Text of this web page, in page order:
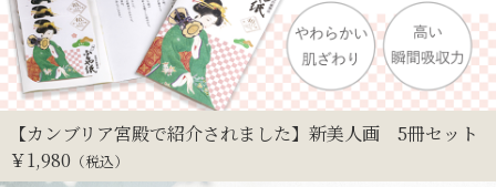
【カンブリア宮殿で紹介されました】新美人画 5冊セット
￥1,980 （税込）